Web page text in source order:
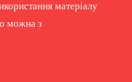
матеріалу
можна з